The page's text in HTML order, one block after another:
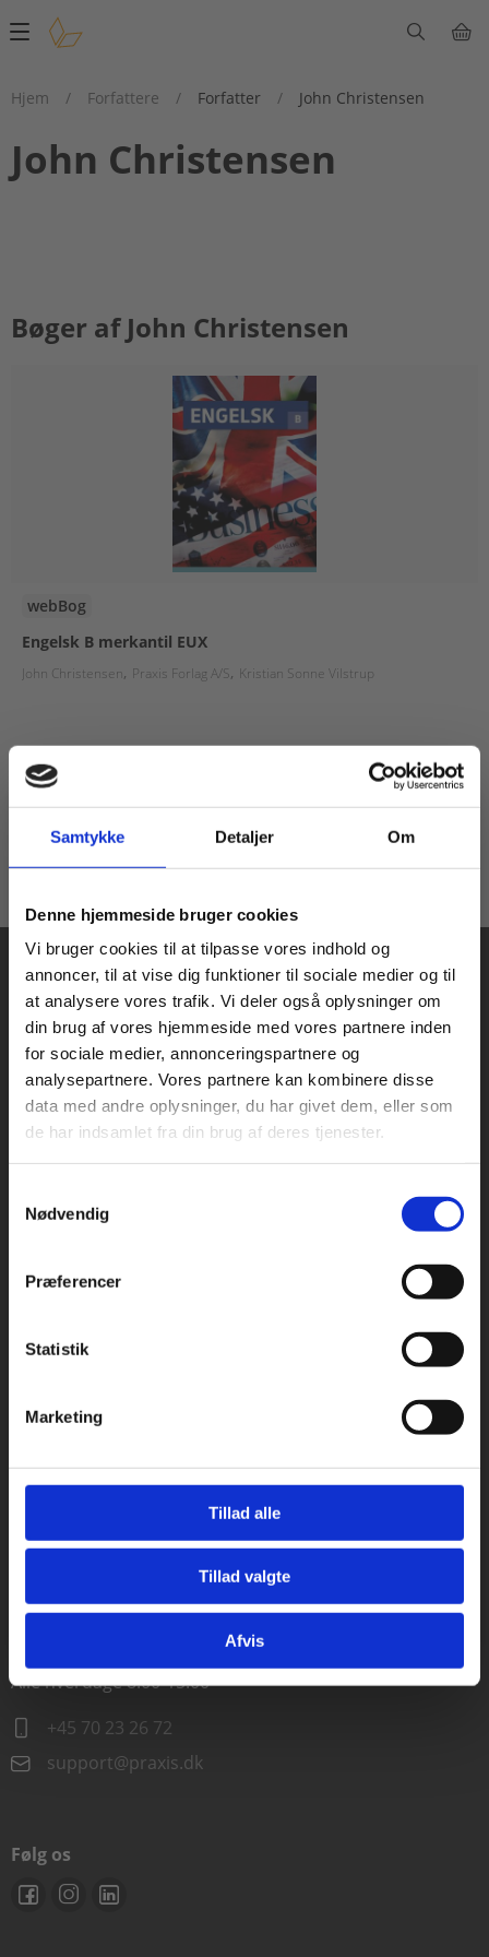
Samtykke Detaljer Om
Denne hjemmeside bruger cookies
Vi bruger cookies til at tilpasse vores indhold og
annoncer, til at vise dig funktioner til sociale medier og til
at analysere vores trafik. Vi deler også oplysninger om
din brug af vores hjemmeside med vores partnere inden
for sociale medier, annonceringspartnere og
analysepartnere. Vores partnere kan kombinere disse
data med andre oplysninger, du har givet dem, eller som
de har indsamlet fra din brug af deres tjenester.
Nødvendig
Præferencer
Statistik
Marketing
Tillad alle
Tillad valgte
Afvis
Main
Hjem
/ Forfattere / Forfatter / John Christensen
John Christensen
Bøger af John Christensen
webBog
Engelsk B merkantil EUX
John Christensen Praxis Forlag A/S Kristian Sonne Vilstrup
Fra
99,00 KR.
Praxis Forlag A/S
CVR 41280921
København
1120 København K
Kochsgade 31D
Rødekro
Kontakt kundeservice
+45 70 23 85 87
Kontakt teknisk support
Alle hverdage 8.00-15.00
+45 70 23 26 72
support@praxis.dk
Følg os
Køb læremidler og find masterclasses mm.
Fortsæt som:
For privatkunder og
studerende. Du får
vist priser inkl.
For institutioner og
virksomheder. Du
får vist priser ekskl.
Gå til praxisOnline